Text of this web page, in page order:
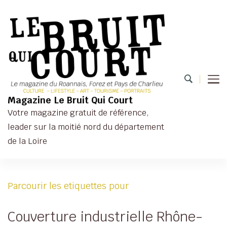
Magazine Le Bruit Qui Court
Votre magazine gratuit de référence,
leader sur la moitié nord du département
de la Loire
Parcourir les etiquettes pour
Couverture industrielle Rhône-